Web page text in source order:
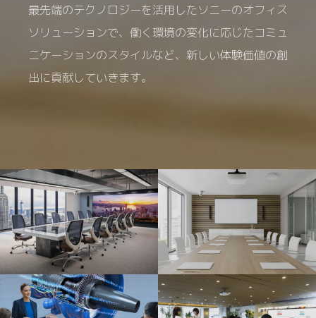
最先端のテクノロジーを活用したソニーのオフィス
ソリューションで、 働く環境の変化に応じたコミュ
ニケーションのスタイルなど、 新しい体験価値の創
出に貢献していきます。